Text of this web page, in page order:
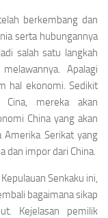
berkembang dan
serta hubungannya
salah satu langkah
Apalagi
hal ekonomi. Sedikit
Cina, mereka akan
China yang akan
Serikat yang
dan impor dari China.
Senkaku ini,
bagaimana sikap
Kejelasan pemilik